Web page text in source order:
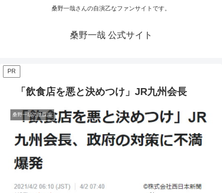
桑野一哉さんの自演乙なファンサイトです。
桑野一哉 公式サイト
PR
「飲食店を悪と決めつけ」JR九州会長
桑野一哉の陰謀論